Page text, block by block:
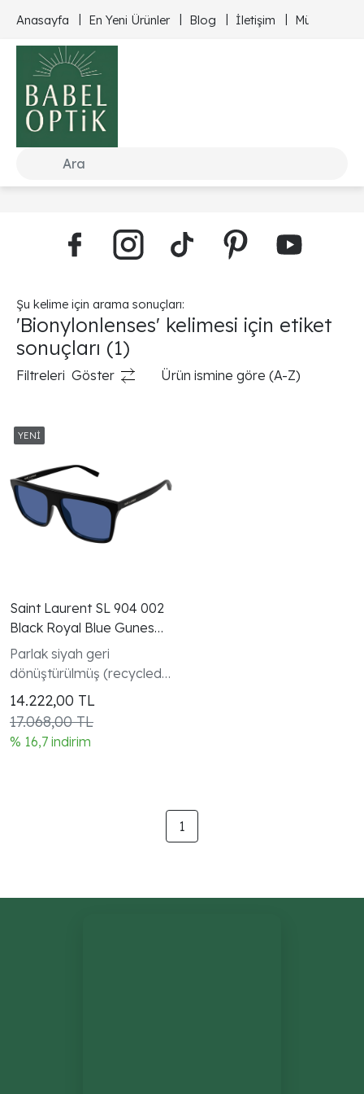
Anasayfa En Yeni Ürünler Blog İletişim Müşteri
Şu kelime için arama sonuçları:
'Bionylonlenses' kelimesi için etiket
sonuçları (1)
Filtreleri Göster Ürün ismine göre (A-Z)
Saint Laurent SL 904 002
Black Royal Blue Gunes
Gozlugu
Parlak siyah geri
dönüştürülmüş (recycled)
asetat dikdörtgen
çerçeve ve gümüş logo
detay.
14.222,00 TL
17.068,00 TL
% 16,7 indirim
1